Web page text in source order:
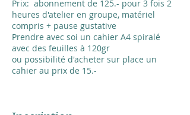
Prix: abonnement de 125.- pour 3 fois 2
heures d'atelier en groupe, matériel
compris + pause gustative
Prendre avec soi un cahier A4 spiralé
avec des feuilles à 120gr
ou possibilité d'acheter sur place un
cahier au prix de 15.-